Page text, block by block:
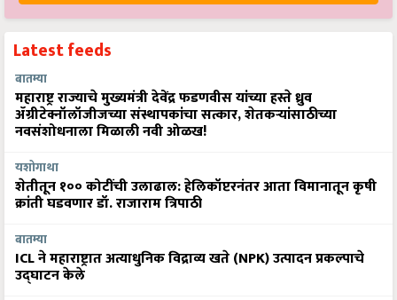
Latest feeds
बातम्या
महाराष्ट्र राज्याचे मुख्यमंत्री देवेंद्र फडणवीस यांच्या हस्ते ध्रुव
ॲग्रीटेक्नॉलॉजीजच्या संस्थापकांचा सत्कार, शेतकऱ्यांसाठीच्या
नवसंशोधनाला मिळाली नवी ओळख!
यशोगाथा
शेतीतून १०० कोटींची उलाढाल: हेलिकॉप्टरनंतर आता विमानातून कृषी
क्रांती घडवणार डॉ. राजाराम त्रिपाठी
बातम्या
ICL ने महाराष्ट्रात अत्याधुनिक विद्राव्य खते (NPK) उत्पादन प्रकल्पाचे
उद्घाटन केले